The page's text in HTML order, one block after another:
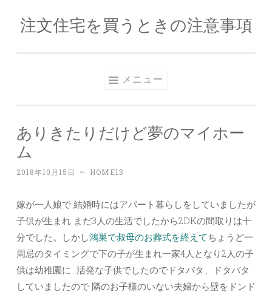
コンテンツへスキップ
注文住宅を買うときの注意事項
メニュー
ありきたりだけど夢のマイホー
ム
2018年10月15日 ~ HOME13
嫁が一人娘で 結婚時にはアパート暮らしをしていましたが
子供が生まれ まだ3人の生活でしたから2DKの間取りは十
分でした。しかし鴻巣で叔母のお葬式を終えてちょうど一
周忌のタイミングで下の子が生まれ一家4人となり2人の子
供は幼稚園に…活発な子供でしたのでドタバタ、ドタバタ
していましたので 隣のお子様のいない夫婦から壁をドンド